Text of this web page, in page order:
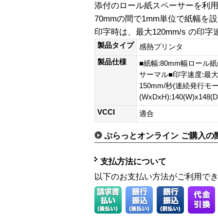
添付のロール紙スペーサーを利
70mmの間で1mm単位で紙幅を
印字時は、最大120mm/s の印字
製品タイプ
感熱プリンタ
製品仕様
■紙幅:80mm幅ロール
サーマル■印字速度:最
150mm/秒(連続発行モ
VCCI
適合
ぷらっとオンライン ご購入の
支払方法について
以下のお支払い方法がご利用で